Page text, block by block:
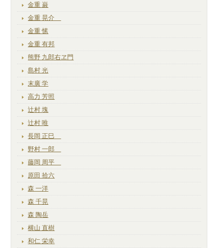
金重 巌
金重 晃介
金重 愫
金重 有邦
熊野 九郎右ヱ門
島村 光
末廣 学
高力 芳照
辻村 塊
辻村 唯
長岡 正巳
野村 一郎
藤岡 周平
原田 拾六
森 一洋
森 千晃
森 陶岳
横山 直樹
和仁 栄幸